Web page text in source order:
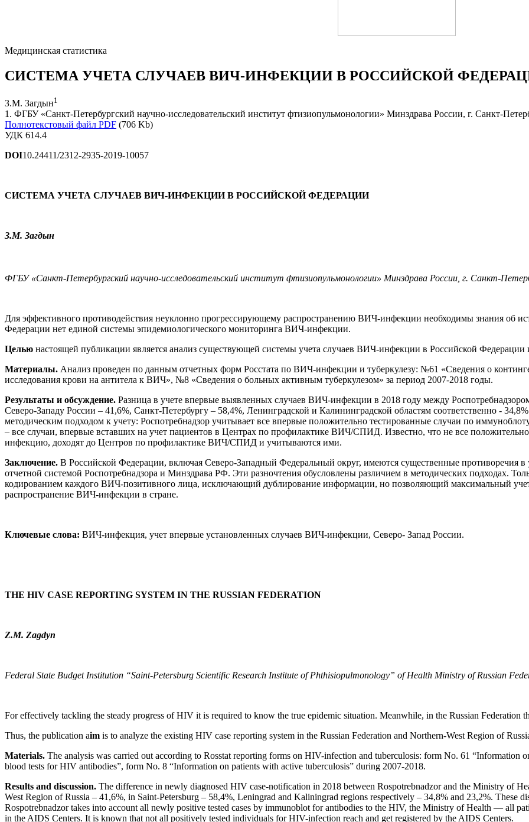
Медицинская статистика
СИСТЕМА УЧЕТА СЛУЧАЕВ ВИЧ-ИНФЕКЦИИ В РОССИЙСКОЙ
З.М. Загдын1
1. ФГБУ «Санкт-Петербургский научно-исследовательский институт фтизиопульмонологии» Минздрава России, г. Санкт-
Полнотекстовый файл PDF (706 Kb)
УДК 614.4
DOI10.24411/2312-2935-2019-10057
СИСТЕМА УЧЕТА СЛУЧАЕВ ВИЧ-ИНФЕКЦИИ В РОССИЙСКОЙ ФЕДЕРАЦИИ
З.М. Загдын
ФГБУ «Санкт-Петербургский научно-исследовательский институт фтизиопульмонологии» Минздрава России, г. Санкт-
Для эффективного противодействия неуклонно прогрессирующему распространению ВИЧ-инфекции необходимы знания об
Федерации нет единой системы эпидемиологического мониторинга ВИЧ-инфекции.
Целью настоящей публикации является анализ существующей системы учета случаев ВИЧ-инфекции в Российской
Материалы. Анализ проведен по данным отчетных форм Росстата по ВИЧ-инфекции и туберкулезу: №61 «Сведения о
исследования крови на антитела к ВИЧ», №8 «Сведения о больных активным туберкулезом» за период 2007-2018 годы.
Результаты и обсуждение. Разница в учете впервые выявленных случаев ВИЧ-инфекции в 2018 году между
Северо-Западу России – 41,6%, Санкт-Петербургу – 58,4%, Ленинградской и Калининградской областям соответственно -
методическим подходом к учету: Роспотребнадзор учитывает все впервые положительно тестированные случаи по
– все случаи, впервые вставших на учет пациентов в Центрах по профилактике ВИЧ/СПИД. Известно, что не все
инфекцию, доходят до Центров по профилактике ВИЧ/СПИД и учитываются ими.
Заключение. В Российской Федерации, включая Северо-Западный Федеральный округ, имеются существенные
отчетной системой Роспотребнадзора и Минздрава РФ. Эти разночтения обусловлены различием в методических подходах.
кодированием каждого ВИЧ-позитивного лица, исключающий дублирование информации, но позволяющий максимальный
распространение ВИЧ-инфекции в стране.
Ключевые слова: ВИЧ-инфекция, учет впервые установленных случаев ВИЧ-инфекции, Северо- Запад России.
THE HIV CASE REPORTING SYSTEM IN THE RUSSIAN FEDERATION
Z.M. Zagdyn
Federal State Budget Institution “Saint-Petersburg Scientific Research Institute of Phthisiopulmonology” of Health Ministry of Russian
For effectively tackling the steady progress of HIV it is required to know the true epidemic situation. Meanwhile, in the Russian
Thus, the publication aim is to analyze the existing HIV case reporting system in the Russian Federation and Northern-West Region of
Materials. The analysis was carried out according to Rosstat reporting forms on HIV-infection and tuberculosis: form No. 61 “Information
blood tests for HIV antibodies”, form No. 8 “Information on patients with active tuberculosis” during 2007-2018.
Results and discussion. The difference in newly diagnosed HIV case-notification in 2018 between Rospotrebnadzor and the Ministry of
West Region of Russia – 41,6%, in Saint-Petersburg – 58,4%, Leningrad and Kaliningrad regions respectively – 34,8% and 23,2%. These
Rospotrebnadzor takes into account all newly positive tested cases by immunoblot for antibodies to the HIV, the Ministry of Health — all
in the AIDS Centers. It is known that not all positively tested individuals for HIV-infection reach and get registered by the AIDS Centers.